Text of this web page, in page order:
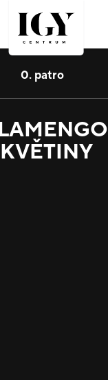
KVĚTINY
0.